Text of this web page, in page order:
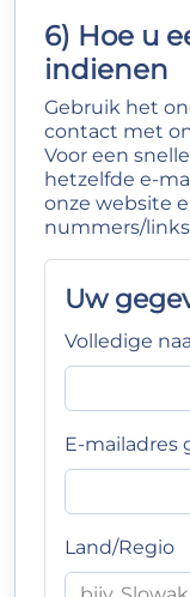
6) Hoe u
indienen
Gebruik het
contact met
Voor een
hetzelfde
onze website
nummers/
Uw
Volledige
E-mailadres
Land/Regio